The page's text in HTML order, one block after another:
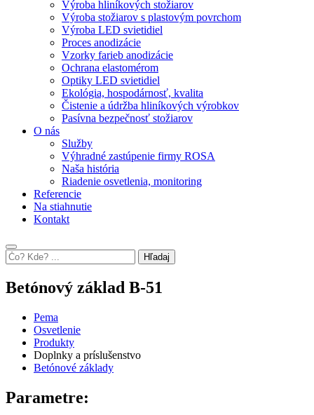
Výroba hliníkových stožiarov
Výroba stožiarov s plastovým povrchom
Výroba LED svietidiel
Proces anodizácie
Vzorky farieb anodizácie
Ochrana elastomérom
Optiky LED svietidiel
Ekológia, hospodárnosť, kvalita
Čistenie a údržba hliníkových výrobkov
Pasívna bezpečnosť stožiarov
O nás
Služby
Výhradné zastúpenie firmy ROSA
Naša história
Riadenie osvetlenia, monitoring
Referencie
Na stiahnutie
Kontakt
Hľadaj
Betónový základ B-51
Pema
Osvetlenie
Produkty
Doplnky a príslušenstvo
Betónové základy
Parametre: